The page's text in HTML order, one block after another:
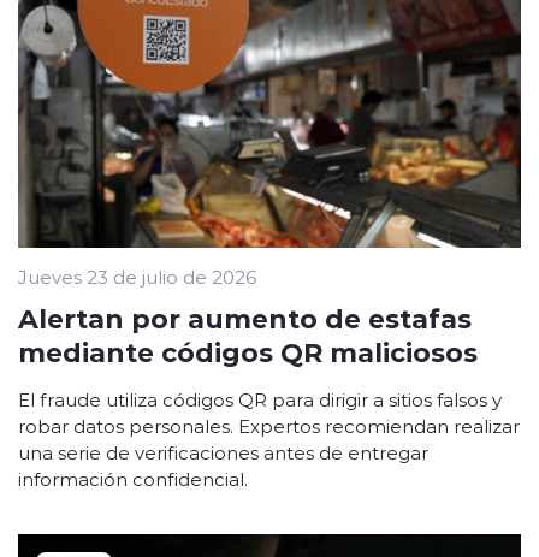
Jueves 23 de julio de 2026
Alertan por aumento de estafas
mediante códigos QR maliciosos
El fraude utiliza códigos QR para dirigir a sitios falsos y
robar datos personales. Expertos recomiendan realizar
una serie de verificaciones antes de entregar
información confidencial.